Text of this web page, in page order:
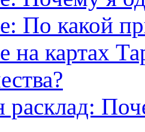
По какой
на картах
расклад: